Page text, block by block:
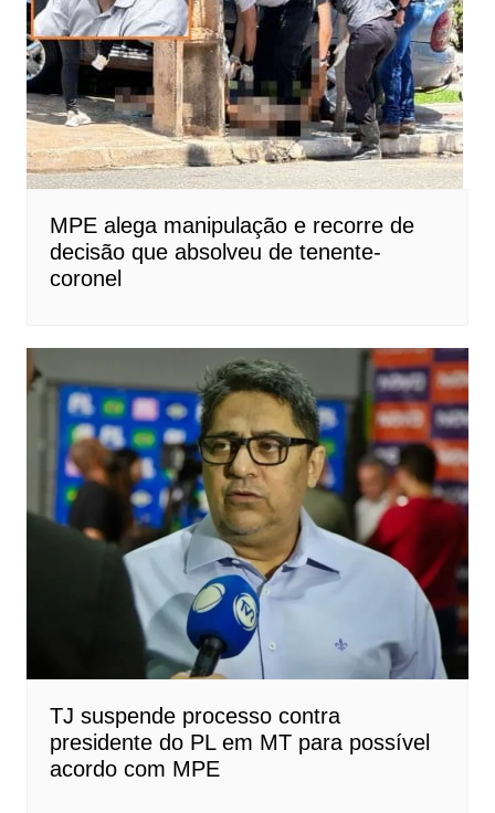
MPE alega manipulação e recorre de
decisão que absolveu de tenente-
coronel
TJ suspende processo contra
presidente do PL em MT para possível
acordo com MPE